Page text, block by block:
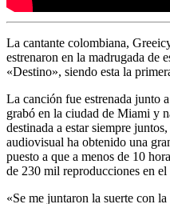
La cantante colombiana,
estrenaron en la madrugada de
«Destino», siendo esta la
La canción fue estrenada junto
grabó en la ciudad de Miami y
destinada a estar siempre
audiovisual ha obtenido una
puesto a que a menos de 10
de 230 mil reproducciones en
«Se me juntaron la suerte con